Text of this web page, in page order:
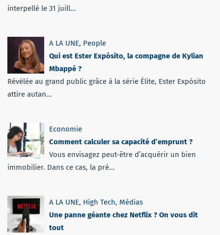
interpellé le 31 juill...
A LA UNE, People
Qui est Ester Expósito, la compagne de Kylian
Mbappé ?
Révélée au grand public grâce à la série Élite, Ester Expósito
attire autan...
Economie
Comment calculer sa capacité d’emprunt ?
Vous envisagez peut-être d’acquérir un bien
immobilier. Dans ce cas, la pré...
A LA UNE, High Tech, Médias
Une panne géante chez Netflix ? On vous dit
tout